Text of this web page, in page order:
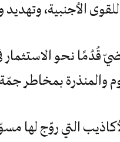
الأجنبية،
قُدُمًا نحو
والمنذرة بمخاطر
التي روّج لها